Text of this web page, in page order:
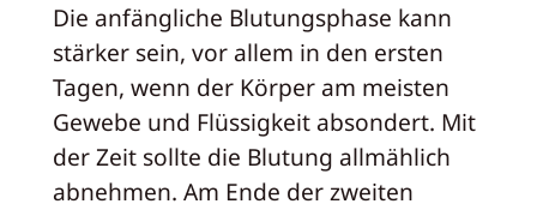
Die anfängliche Blutungsphase kann
stärker sein, vor allem in den ersten
Tagen, wenn der Körper am meisten
Gewebe und Flüssigkeit absondert. Mit
der Zeit sollte die Blutung allmählich
abnehmen. Am Ende der zweiten